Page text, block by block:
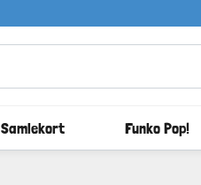
Samlekort Funko Pop!